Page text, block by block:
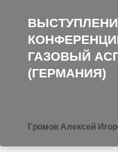
ГАЗОВЫЙ
(ГЕРМАНИЯ)
Громов Алексей